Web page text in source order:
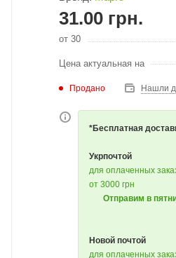
31.00 грн.
от 30
Цена актуальная на
Продано Нашли
*Бесплатная
Укрпочтой
для оплаченных
от 3000 грн
Отправим в
Новой почтой
для оплаченных